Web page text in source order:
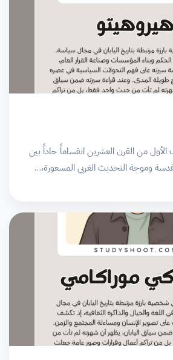
من القرن العشرين انقساماً حاداً بين
وموجة التحديث الغربي المسعورة،…